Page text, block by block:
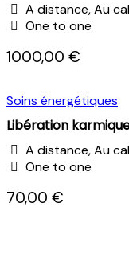
A distance, Au
One to one
1000,00 €
Soins énergétiques
Libération
A distance, Au
One to one
70,00 €